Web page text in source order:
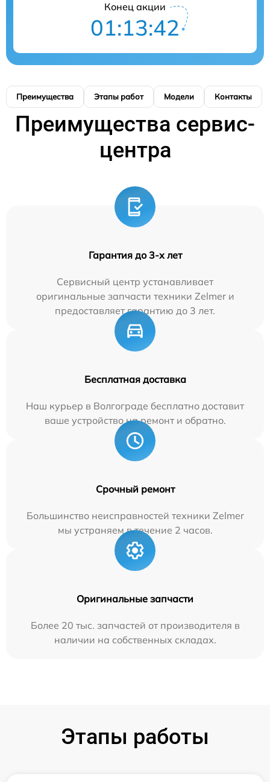
Конец акции
01:13:41
Преимущества Этапы работ Модели Контакты
Преимущества сервис-
центра
Гарантия до 3-х лет
Сервисный центр устанавливает
оригинальные запчасти техники Zelmer и
предоставляет гарантию до 3 лет.
Бесплатная доставка
Наш курьер в Волгограде бесплатно доставит
ваше устройство на ремонт и обратно.
Срочный ремонт
Большинство неисправностей техники Zelmer
мы устраняем в течение 2 часов.
Оригинальные запчасти
Более 20 тыс. запчастей от производителя в
наличии на собственных складах.
Этапы работы